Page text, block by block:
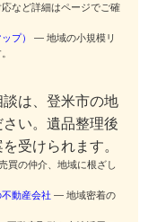
など詳細はページでご確
プ）
— 地域の小規模リ
は、登米市の地
い。遺品整理後
受けられます。
買の仲介、地域に根ざし
動産会社 — 地域密着の